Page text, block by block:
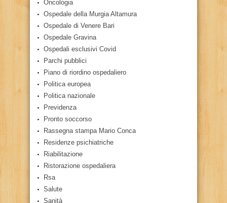
Oncologia
Ospedale della Murgia Altamura
Ospedale di Venere Bari
Ospedale Gravina
Ospedali esclusivi Covid
Parchi pubblici
Piano di riordino ospedaliero
Politica europea
Politica nazionale
Previdenza
Pronto soccorso
Rassegna stampa Mario Conca
Residenze psichiatriche
Riabilitazione
Ristorazione ospedaliera
Rsa
Salute
Sanità